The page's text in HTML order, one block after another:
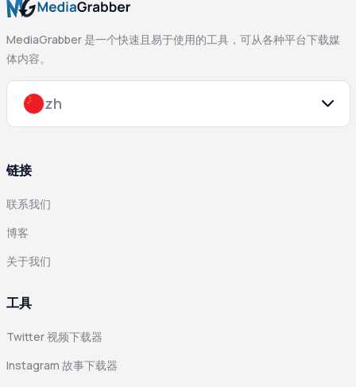
MediaGrabber 是一个快速且易于使用的工具，可从各种平台下载媒
体内容。
zh
链接
联系我们
博客
关于我们
工具
Twitter 视频下载器
Instagram 故事下载器